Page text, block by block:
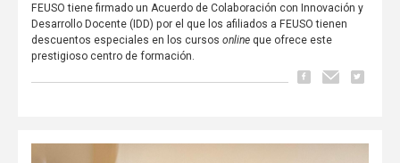
FEUSO tiene firmado un Acuerdo de Colaboración con Innovación y
Desarrollo Docente (IDD) por el que los afiliados a FEUSO tienen
descuentos especiales en los cursos onlineque ofrece este
prestigioso centro de formación.